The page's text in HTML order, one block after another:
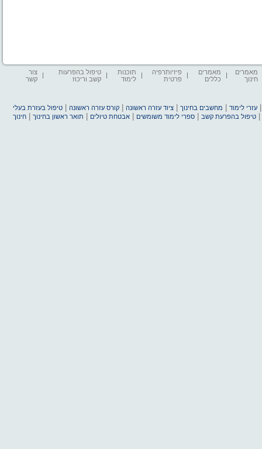
מאמרים
חינוך
מאמרים
כללים
פיזיותרפיה
פרטית
תוכנות
לימוד
טיפול בהפרעות
קשב וריכוז
צור
קשר
עזרי לימוד מחשבים בחינוך |ציוד עזרה ראשונה |קורס עזרה ראשונה |טיפול בעזרת בעלי
|טיפול בהפרעת קשב |ספרי לימוד משומשים |אבטחת טיולים תואר ראשון בחינוך |חינוך